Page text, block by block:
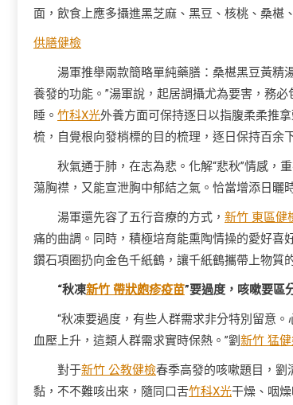
面，飲食上應多攝進黑芝麻、黑豆、核桃、桑椹
供膳健檢
湯軍推舉兩款簡略單純藥膳：桑椹黑豆黃精
養發的功能。”湯軍說，起居調攝尤為要害，務
睡。 竹科X光外養方面可保持逐日以指腹柔柔推
梳，自覺根向發梢標的目的梳理，逐日保持百余
秋氣通于肺，在志為悲。化解“悲秋”情感，
蕩胸襟，又能宣泄胸中郁結之氣。恰當增添日曬
湯軍還先容了五行音療的方式， 新竹 東區健
痛的曲調。同時，積極培育能熏陶情操的愛好喜
鑽石項圈扔向金色千紙鶴，讓千紙鶴攜帶上物質
“秋凍新竹 帶狀皰疹疫苗”要過度，咳嗽要區
“秋凍要過度，有些人群需求非分特別留意
血壓上升，這類人群需求實時保熱。”劉 新竹 猛
對于新竹 公教健檢春季高發的咳嗽題目，劉
黏，不不難咳出來，隨同口舌竹科X光干燥、咽